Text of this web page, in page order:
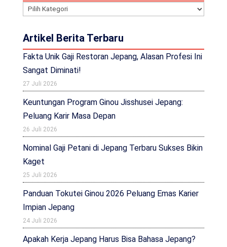
Kategori
Artikel Berita Terbaru
Fakta Unik Gaji Restoran Jepang, Alasan Profesi Ini
Sangat Diminati!
27 Juli 2026
Keuntungan Program Ginou Jisshusei Jepang:
Peluang Karir Masa Depan
26 Juli 2026
Nominal Gaji Petani di Jepang Terbaru Sukses Bikin
Kaget
25 Juli 2026
Panduan Tokutei Ginou 2026 Peluang Emas Karier
Impian Jepang
24 Juli 2026
Apakah Kerja Jepang Harus Bisa Bahasa Jepang?